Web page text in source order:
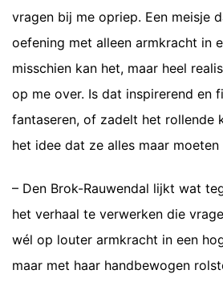
vragen bij me opriep. Een meisje
oefening met alleen armkracht in
misschien kan het, maar heel
op me over. Is dat inspirerend en
fantaseren, of zadelt het rollende
het idee dat ze alles maar moeten
– Den Brok-Rauwendal lijkt wat
het verhaal te verwerken die
wél op louter armkracht in een
maar met haar handbewogen